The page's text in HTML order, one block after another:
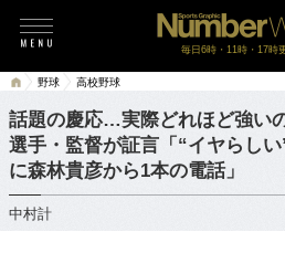
毎日6時・11時・17時
野球 高校野球
話題の慶応…実際どれほど強い
選手・監督が証言「“イヤらし
に森林貴彦から1本の電話」
中村計